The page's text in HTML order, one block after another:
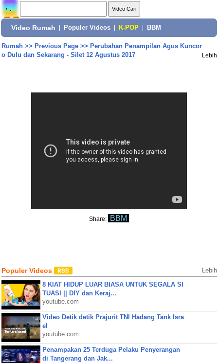
Video Rumah Populer Videos K-POP BBM
Rumah>> Previous Page>> Perubahan Penampilan Agus Kuncor
o Dulu dan Sekarang - Silet 12 Agustus 2017
Lebih
Share: BBM
Populer Videos Lebih
8 KIAT HIDUP LUAR BIASA UNTUK SEGALA SI
TUASI || DIY dan Keraj...
youtube.com
Video Detik detik Prajurit TNI Hadang Tank Isra
el
youtube.com
Penampakan 25 Terduga Pelaku Penyerangan
di Tangerang dan Jak...